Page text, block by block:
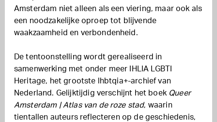
Amsterdam niet alleen als een viering, maar ook als
een noodzakelijke oproep tot blijvende
waakzaamheid en verbondenheid.
De tentoonstelling wordt gerealiseerd in
samenwerking met onder meer IHLIA LGBTI
Heritage, het grootste lhbtqia+-archief van
Nederland. Gelijktijdig verschijnt het boek Queer
Amsterdam | Atlas van de roze stad, waarin
tientallen auteurs reflecteren op de geschiedenis,